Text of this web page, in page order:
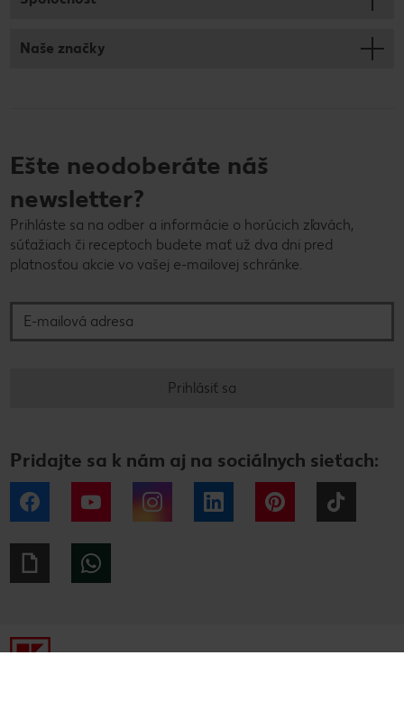
Naše značky
Ešte neodoberáte náš
newsletter?
Prihláste sa na odber a informácie o horúcich zľavách,
súťažiach či receptoch budete mať už dva dni pred
platnosťou akcie vo vašej e-mailovej schránke.
Prihlásiť sa
Pridajte sa k nám aj na sociálnych sieťach:
Facebook YouTube Instagram LinkedIn Pinterest
Giphy